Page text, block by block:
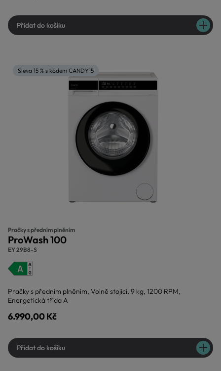
Přidat do košíku
Sleva 15 % s kódem CANDY15
Pračky s předním plněním
ProWash 100
EY 29B8-S
Pračky s předním plněním, Volně stojící, 9 kg, 1200 RPM,
Energetická třída A
6.990,00 Kč
Přidat do košíku